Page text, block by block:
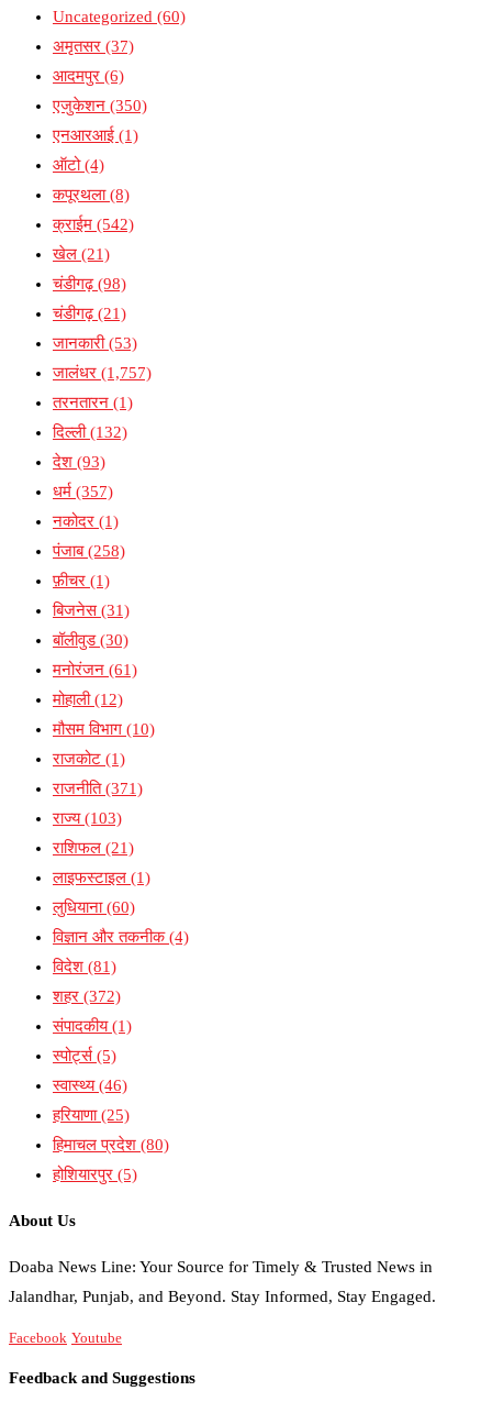
Uncategorized (60)
अमृतसर (37)
आदमपुर (6)
एजुकेशन (350)
एनआरआई (1)
ऑटो(4)
कपूरथला(8)
क्राईम (542)
खेल (21)
चंडीगढ़(98)
चंडीगढ़(21)
जानकारी(53)
जालंधर (1,757)
तरनतारन (1)
दिल्ली(132)
देश (93)
धर्म (357)
नकोदर (1)
पंजाब(258)
फ़ीचर (1)
बिजनेस(31)
बॉलीवुड(30)
मनोरंजन (61)
मोहाली(12)
मौसम विभाग (10)
राजकोट (1)
राजनीति(371)
राज्य(103)
राशिफल (21)
लाइफस्टाइल (1)
लुधियाना(60)
विज्ञान और तकनीक(4)
विदेश (81)
शहर (372)
संपादकीय(1)
स्पोर्ट्स(5)
स्वास्थ्य(46)
हरियाणा(25)
हिमाचल प्रदेश (80)
होशियारपुर (5)
About Us
Doaba News Line: Your Source for Timely & Trusted News in
Jalandhar, Punjab, and Beyond. Stay Informed, Stay Engaged.
Facebook Youtube
Feedback and Suggestions